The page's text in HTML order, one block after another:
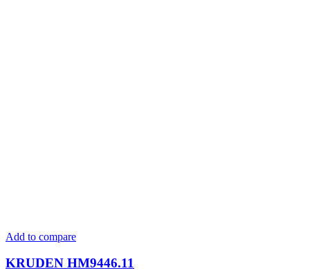
Add to compare
KRUDEN HM9446.11